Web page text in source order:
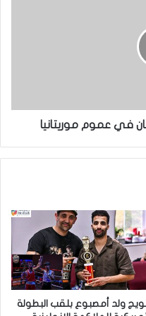
في عموم موريتانيا
ولد أمصبوع بلقب البطولة